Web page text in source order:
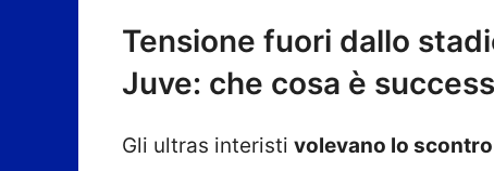
Tensione fuori dallo
Juve: che cosa è
Gli ultras interisti volevano lo scontro